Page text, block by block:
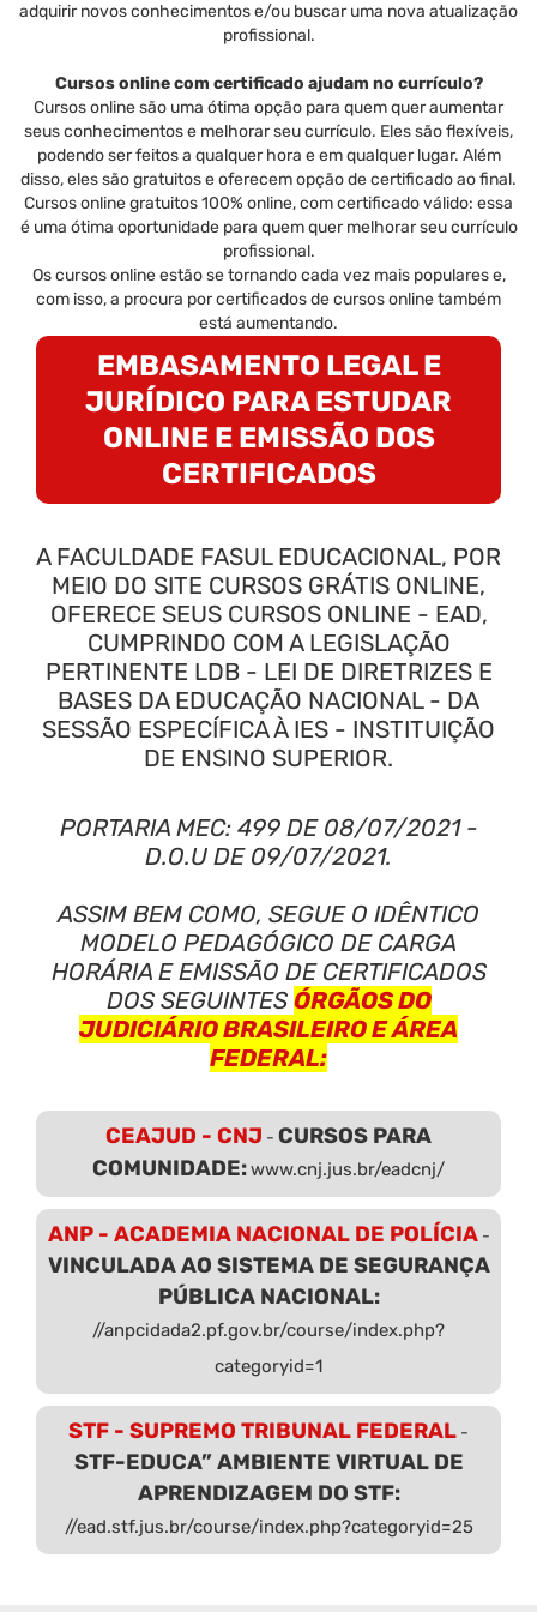
adquirir novos conhecimentos e/ou buscar uma nova atualização
profissional.
Cursos online com certificado ajudam no currículo?
Cursos online são uma ótima opção para quem quer aumentar
seus conhecimentos e melhorar seu currículo. Eles são flexíveis,
podendo ser feitos a qualquer hora e em qualquer lugar. Além
disso, eles são gratuitos e oferecem opção de certificado ao final.
Cursos online gratuitos 100% online, com certificado válido: essa
é uma ótima oportunidade para quem quer melhorar seu currículo
profissional.
Os cursos online estão se tornando cada vez mais populares e,
com isso, a procura por certificados de cursos online também
está aumentando.
EMBASAMENTO LEGAL E
JURÍDICO PARA ESTUDAR
ONLINE E EMISSÃO DOS
CERTIFICADOS
A FACULDADE FASUL EDUCACIONAL, POR
MEIO DO SITE CURSOS GRÁTIS ONLINE,
OFERECE SEUS CURSOS ONLINE - EAD,
CUMPRINDO COM A LEGISLAÇÃO
PERTINENTE LDB - LEI DE DIRETRIZES E
BASES DA EDUCAÇÃO NACIONAL - DA
SESSÃO ESPECÍFICA À IES - INSTITUIÇÃO
DE ENSINO SUPERIOR.
PORTARIA MEC: 499 DE 08/07/2021 -
D.O.U DE 09/07/2021.
ASSIM BEM COMO, SEGUE O IDÊNTICO
MODELO PEDAGÓGICO DE CARGA
HORÁRIA E EMISSÃO DE CERTIFICADOS
DOS SEGUINTES ÓRGÃOS DO
JUDICIÁRIO BRASILEIRO E ÁREA
FEDERAL:
CEAJUD - CNJ - CURSOS PARA
COMUNIDADE:www.cnj.jus.br/eadcnj/
ANP - ACADEMIA NACIONAL DE POLÍCIA-
VINCULADA AO SISTEMA DE SEGURANÇA
PÚBLICA NACIONAL:
//anpcidada2.pf.gov.br/course/index.php?
categoryid=1
STF - SUPREMO TRIBUNAL FEDERAL -
STF-EDUCA” AMBIENTE VIRTUAL DE
APRENDIZAGEM DO STF:
//ead.stf.jus.br/course/index.php?categoryid=25